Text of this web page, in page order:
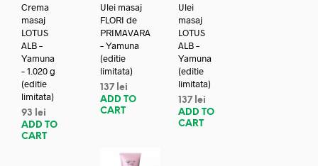
Crema
masaj
LOTUS
ALB –
Yamuna
– 1.020 g
(editie
limitata)
93
lei
ADD TO
CART
Ulei masaj
FLORI de
PRIMAVARA
– Yamuna
(editie
limitata)
137 lei
ADD TO
CART
Ulei
masaj
LOTUS
ALB –
Yamuna
(editie
limitata)
137 lei
ADD TO
CART